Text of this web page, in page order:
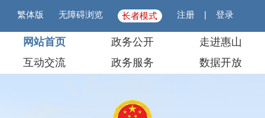
繁体版 无障碍浏览 长者模式 注册| 登录
网站首页 政务公开
走进惠山
互动交流
政务服务 数据开放